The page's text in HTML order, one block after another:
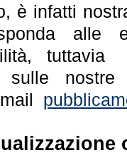
è infatti
alle
sulle